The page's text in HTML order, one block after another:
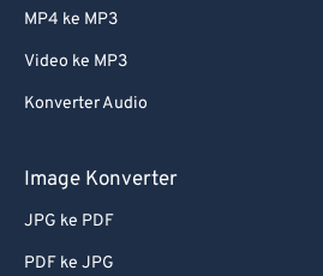
MP4 ke MP3
Video ke MP3
Konverter Audio
Image Konverter
JPG ke PDF
PDF ke JPG